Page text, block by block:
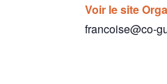
Voir le site
francoise@co-